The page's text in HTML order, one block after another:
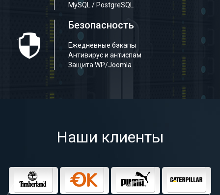
MySQL / PostgreSQL
Безопасность
Ежедневные бэкапы
Антивирус и антиспам
Защита WP/Joomla
Наши клиенты